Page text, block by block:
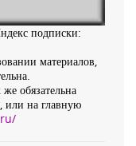
подписки:
материалов,
обязательна
или на главную